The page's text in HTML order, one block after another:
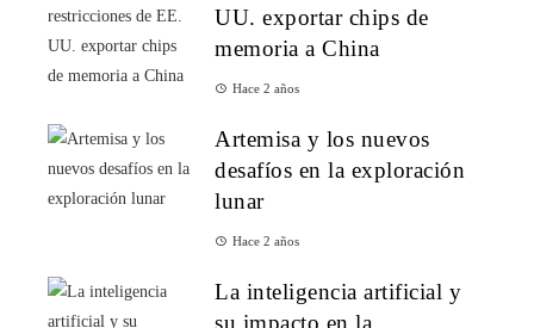
UU. exportar chips de
memoria a China
Hace 2 años
Artemisa y los nuevos
desafíos en la exploración
lunar
Hace 2 años
La inteligencia artificial y
su impacto en la